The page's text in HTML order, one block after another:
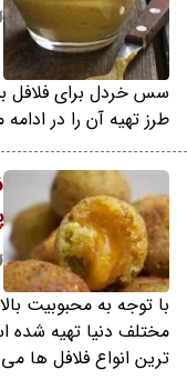
سس خردل برای فلافل
طرز تهیه آن را در
با توجه به محبوبیت
مختلف دنیا تهیه شده
ترین انواع فلافل ها